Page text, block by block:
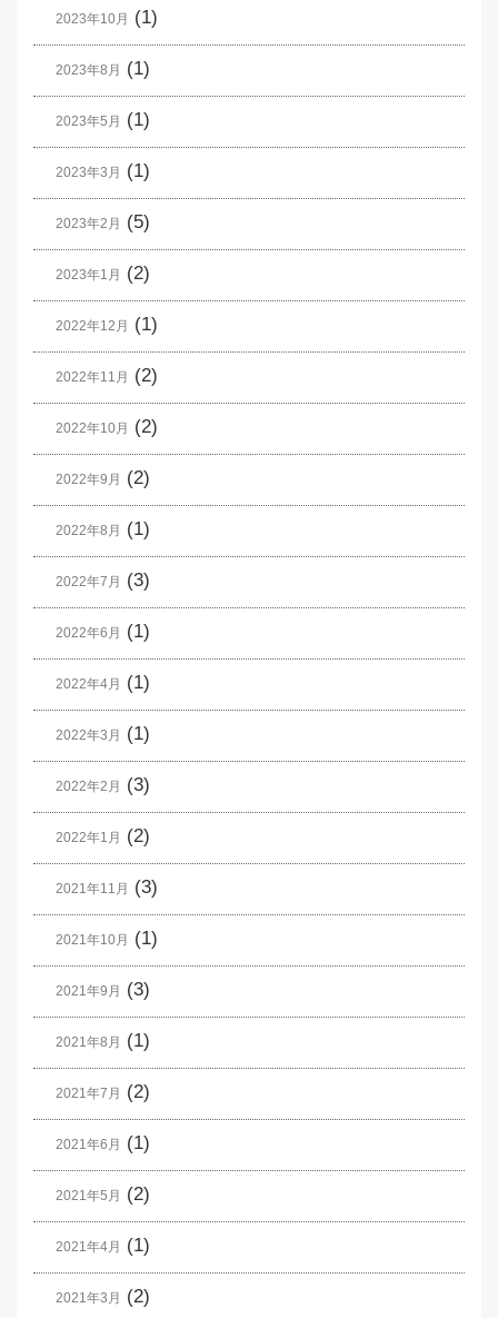
2023年10月 (1)
2023年8月 (1)
2023年5月 (1)
2023年3月 (1)
2023年2月 (5)
2023年1月 (2)
2022年12月 (1)
2022年11月 (2)
2022年10月 (2)
2022年9月 (2)
2022年8月 (1)
2022年7月 (3)
2022年6月 (1)
2022年4月 (1)
2022年3月 (1)
2022年2月 (3)
2022年1月 (2)
2021年11月 (3)
2021年10月 (1)
2021年9月 (3)
2021年8月 (1)
2021年7月 (2)
2021年6月 (1)
2021年5月 (2)
2021年4月 (1)
2021年3月 (2)